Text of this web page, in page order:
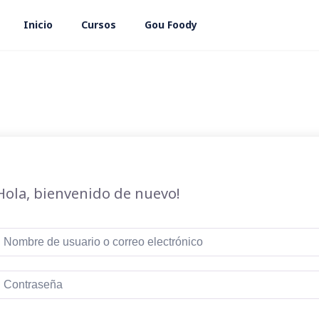
Inicio Cursos Gou Foody
bienvenido de nuevo!